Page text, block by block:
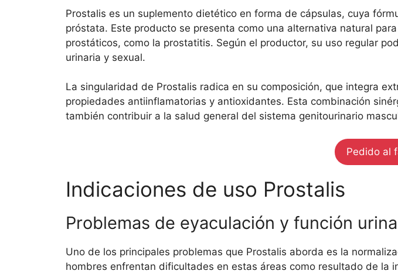
Prostalis es un suplemento dietético en forma de cápsulas, cuya
próstata. Este producto se presenta como una alternativa natural
prostáticos, como la prostatitis. Según el productor, su uso regular
urinaria y sexual.
La singularidad de Prostalis radica en su composición, que integra
propiedades antiinflamatorias y antioxidantes. Esta combinación
también contribuir a la salud general del sistema genitourinario
Pedido al
Indicaciones de uso Prostalis
Problemas de eyaculación y función
Uno de los principales problemas que Prostalis aborda es la
hombres enfrentan dificultades en estas áreas como resultado de